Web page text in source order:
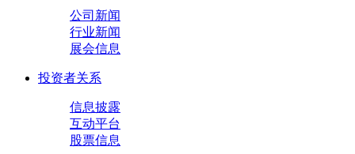
公司新闻
行业新闻
展会信息
投资者关系
信息披露
互动平台
股票信息